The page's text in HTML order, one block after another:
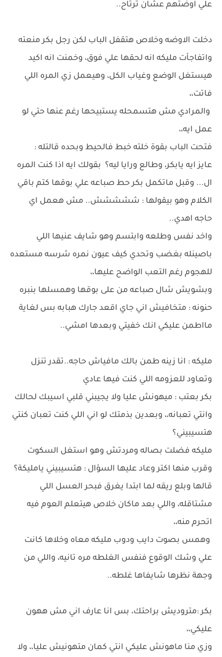
علي اوضتهم عشان ترتاح..
دخلت الاوضه وخلاص هتقفل الباب لكن رجل بكر منعته
واتفاجأت مليكه انه لحقها علي فوق، وخمنت انه اكيد
هيستغل الوضع وغياب الكل، وهيعمل زي المره اللي
فاتت،،
والمرادي مش هتسمحله يستبيحها رغم عنها حتي لو
عمل ايه،،
فتحت الباب بقوة خلته خبط فالحيط وبحده قالتله :
عايز ايه يابكر، وطالع ورايا ليه؟ بقولك ايه اذا كنت المره
ال... وقبل ماتكمل بكر حط صباعه علي بوقها كتم باقي
الكلام وهو بيقولها : ششششش.. مش هعمل اي
حاجه اهدي..
واخد نفس وطلعه وابتسم وهو شايف عنيها اللي
باصينله بغضب وتحدي كيف عيون نمره شرسه مستعده
للهجوم رغم التعب الواضح عليها،،
وبشويش شال صباعه من على بوقها وهمسلها بنبره
حنونه : متخافيش اني جاي اقعد جارك هبابه بس لغاية
مااطمن عليكي انك خفيتي وبعدها امشي..
مليكه : انا زينه طمن بالك مافياش حاجه..تقدر تنزل
وتعاود للعزومه اللي كنت فيها عادي
بكر بعتب : ميهونش عليا ولا يجيبني قلبي اسيبك لحالك
وانتي تعبانه،، وبعدين بذمتك لو اني اللي كنت تعبان كنتي
هتسيبيني؟
مليكه فضلت بصاله ومردتش وهو استغل السكوت
وقرب منها اكتر وعاد عليها السؤال : هتسيبيني يامليكة؟
قالها وبلع ريقه لما ابتدا يغرق فبحر العسل اللي
مشتاقله، واللي بعد ماكان خلاص هيتعلم العوم فيه
اتحرم منه،،
وهمس بصوت دايب ودوب مليكه معاه وخلاها كانت
علي وشك الوقوع فنفس الغلطه مره تانيه، واللي من
وجهة نظرها شايفاها غلطه..
بكر :متروديش براحتك، بس انا عارف اني مش ههون
عليكي،،
وزي منا ماهونش عليكي انتي كمان متهونيش عليا،، ولا